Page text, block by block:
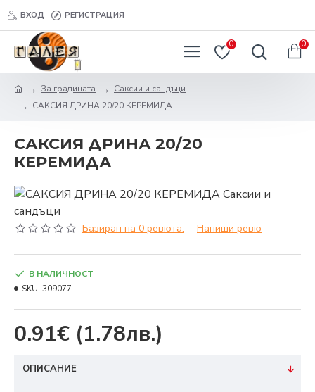
ВХОД РЕГИСТРАЦИЯ
0 0
За градината
Саксии и сандъци
САКСИЯ ДРИНА 20/20 КЕРЕМИДА
САКСИЯ ДРИНА 20/20
КЕРЕМИДА
Базиран на 0 ревюта. - Напиши ревю
0.91€ (1.78лв.)
В НАЛИЧНОСТ
SKU: 309077
ОПИСАНИЕ